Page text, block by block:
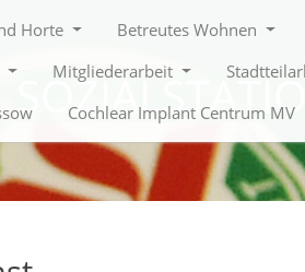
Horte Betreutes Wohnen
Mitgliederarbeit
Cochlear Implant Centrum MV